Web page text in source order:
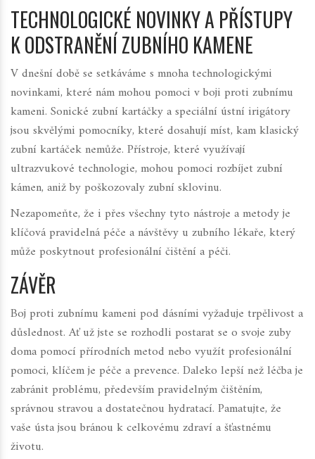
TECHNOLOGICKÉ NOVINKY A PŘÍSTUPY
K ODSTRANĚNÍ ZUBNÍHO KAMENE
V dnešní době se setkáváme s mnoha technologickými
novinkami, které nám mohou pomoci v boji proti zubnímu
kameni. Sonické zubní kartáčky a speciální ústní irigátory
jsou skvělými pomocníky, které dosahují míst, kam klasický
zubní kartáček nemůže. Přístroje, které využívají
ultrazvukové technologie, mohou pomoci rozbíjet zubní
kámen, aniž by poškozovaly zubní sklovinu.
Nezapomeňte, že i přes všechny tyto nástroje a metody je
klíčová pravidelná péče a návštěvy u zubního lékaře, který
může poskytnout profesionální čištění a péči.
ZÁVĚR
Boj proti zubnímu kameni pod dásními vyžaduje trpělivost a
důslednost. Ať už jste se rozhodli postarat se o svoje zuby
doma pomocí přírodních metod nebo využít profesionální
pomoci, klíčem je péče a prevence. Daleko lepší než léčba je
zabránit problému, především pravidelným čištěním,
správnou stravou a dostatečnou hydratací. Pamatujte, že
vaše ústa jsou bránou k celkovému zdraví a šťastnému
životu.